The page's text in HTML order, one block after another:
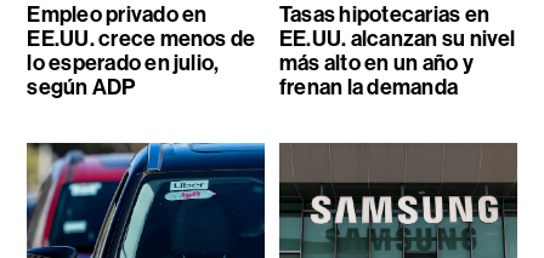
Empleo privado en
EE.UU. crece menos de
lo esperado en julio,
según ADP
Tasas hipotecarias en
EE.UU. alcanzan su nivel
más alto en un año y
frenan la demanda